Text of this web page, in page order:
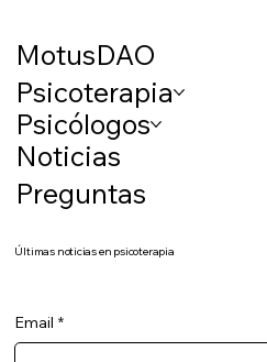
MotusDAO
Psicoterapia
Psicólogos
Noticias
Preguntas
Últimas noticias en psicoterapia
Email *